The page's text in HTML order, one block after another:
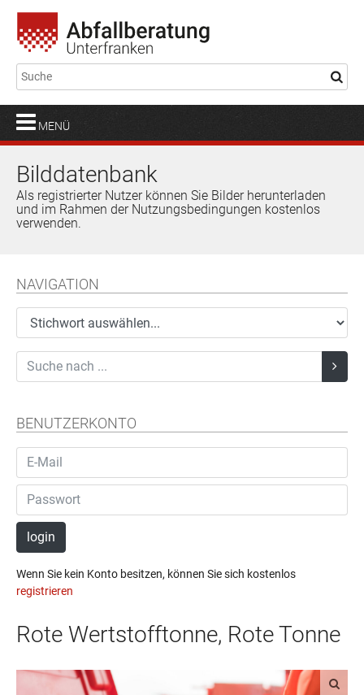
MENÜ
Bilddatenbank
Als registrierter Nutzer können Sie Bilder herunterladen
und im Rahmen der Nutzungsbedingungen kostenlos
verwenden.
NAVIGATION
BENUTZERKONTO
login
Wenn Sie kein Konto besitzen, können Sie sich kostenlos
registrieren
Rote Wertstofftonne, Rote Tonne